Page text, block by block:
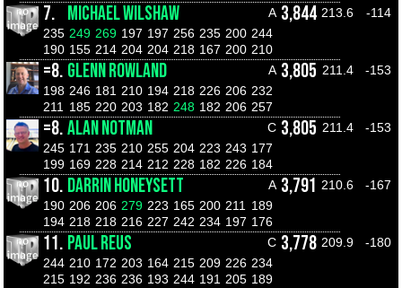
7. MICHAEL WILSHAW A 3,844 213.6
-114
235 249 269 197 197 256 235 200 244
190 155 214 204 204 218 167 200 210
=8. GLENN ROWLAND A 3,805 211.4
-153
198 246 181 210 194 218 226 206 232
211
185 220 203 182 248 182 206 257
=8.ALAN NOTMAN C 3,805 211.4
-153
245 171 235 210 255 204 223 243 177
199 169 228 214 212 228 182 226 184
10. DARRIN HONEYSETT A 3,791 210.6
-167
190 206 206 279 223 165 200 211
189
194 218 218 216 227 242 234 197 176
11. PAUL REUS C 3,778 209.9
-180
244 210 172 203 164 215 209 226 234
215 192 236 236 193 244 191 205 189